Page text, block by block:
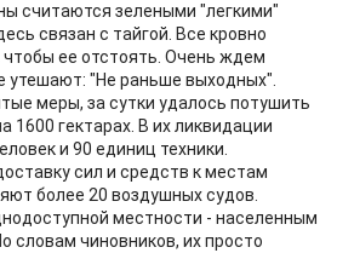
считаются зелеными "легкими"
связан с тайгой. Все кровно
ее отстоять. Очень ждем
утешают: "Не раньше выходных".
меры, за сутки удалось потушить
1600 гектарах. В их ликвидации
и 90 единиц техники.
сил и средств к местам
более 20 воздушных судов.
местности - населенным
словам чиновников, их просто